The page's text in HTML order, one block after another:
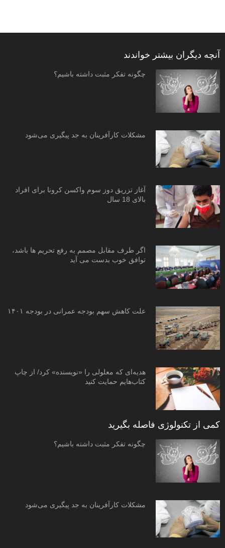
آنچه دیگران بیشتر خواندند
چگونه تفکر مثبت داشته باشیم؟
مشکلات کارآفرینان به جد پیگیری می‌شود
آغاز تزریق دوز سوم واکسن کرونا برای افراد
بالای 18 سال
اگر طرف مقابل مصمم به رفع تحریم ها باشد،
توافق خوب بدست می آید
علت کاهش سهم بودجه عمرانی در بودجه ۱۴۰۱
هدیه‌ای که معلولی را «نویسنده» کرد/ از چاپ
کتاب‌هایم حمایت کنید
کمی از تکنولوژی فاصله بگیرید
چگونه تفکر مثبت داشته باشیم؟
مشکلات کارآفرینان به جد پیگیری می‌شود